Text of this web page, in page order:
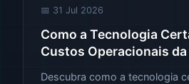
📅 31 Jul 2026
Como a Tecnologia
Custos Operacionais da
Descubra como a tecnologia